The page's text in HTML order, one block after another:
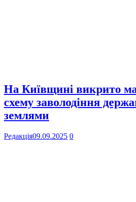
На Київщині викрито
схему заволодіння
землями
Редакція09.09.2025 0